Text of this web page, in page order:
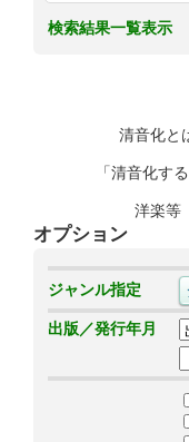
検索結果一覧表示
清音化と
「清音化す
洋楽等
オプション
ジャンル指定
出版／発行年月